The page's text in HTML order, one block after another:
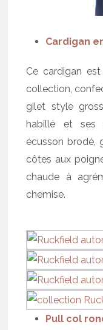
Cardigan
Ce cardigan
collection,
gilet style
habillé et ses
écusson brodé,
côtes aux
chaude à
chemise.
Pull col